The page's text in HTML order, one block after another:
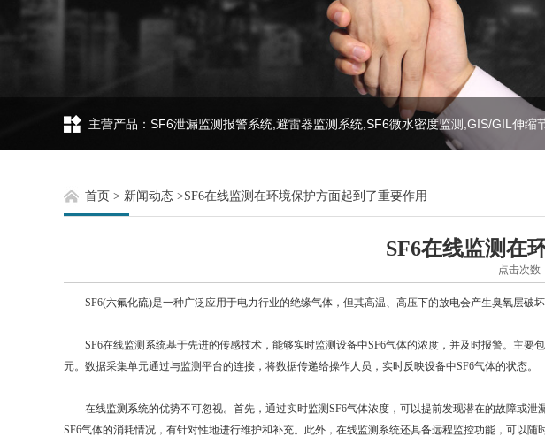
首页 > 新闻动态 >SF6在线监测在环境保护方面起到了重要作用
SF6在线监测在
点击次数
SF6(六氟化硫)是一种广泛应用于电力行业的绝缘气体，但其高温、高压下的放电会产生臭氧层破
SF6在线监测系统基于先进的传感技术，能够实时监测设备中SF6气体的浓度，并及时报警。主要
元。数据采集单元通过与监测平台的连接，将数据传递给操作人员，实时反映设备中SF6气体的状态。
在线监测系统的优势不可忽视。首先，通过实时监测SF6气体浓度，可以提前发现潜在的故障或泄
SF6气体的消耗情况，有针对性地进行维护和补充。此外，在线监测系统还具备远程监控功能，可以随